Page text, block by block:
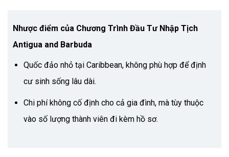
Nhược điểm của Chương Trình Đầu Tư Nhập Tịch
Antigua and Barbuda
Quốc đảo nhỏ tại Caribbean, không phù hợp để định
cư sinh sống lâu dài.
Chi phí không cố định cho cả gia đình, mà tùy thuộc
vào số lượng thành viên đi kèm hồ sơ.